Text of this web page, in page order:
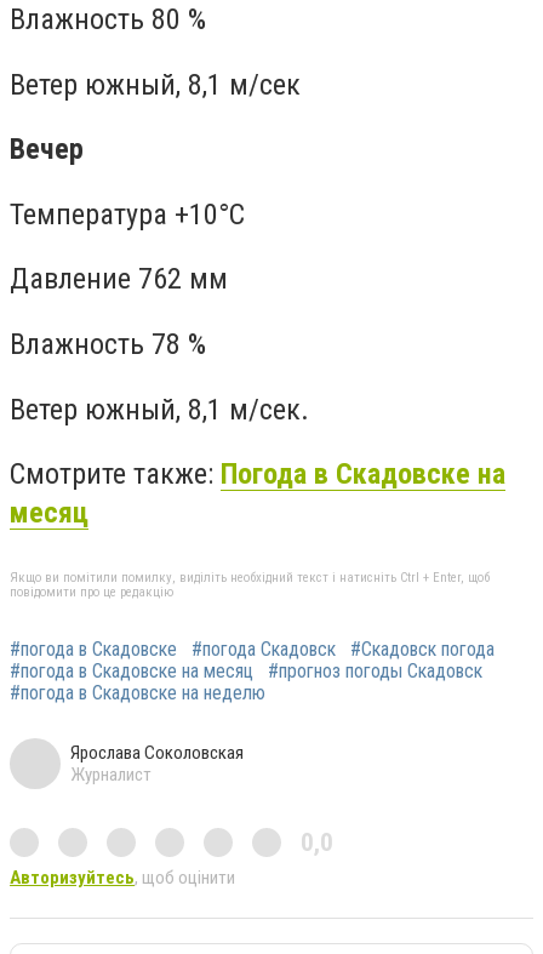
Влажность 80 %
Ветер южный, 8,1 м/сек
Вечер
Температура +10°C
Давление 762 мм
Влажность 78 %
Ветер южный, 8,1 м/сек.
Смотрите также: Погода в Скадовске на
месяц
Якщо ви помітили помилку, виділіть необхідний текст і натисніть Ctrl + Enter, щоб
повідомити про це редакцію
#погода в Скадовске #погода Скадовск
#Скадовск погода
#погода в Скадовске на месяц
#прогноз погоды Скадовск
#погода в Скадовске на неделю
Ярослава Соколовская
Журналист
0,0
Авторизуйтесь, щоб оцінити